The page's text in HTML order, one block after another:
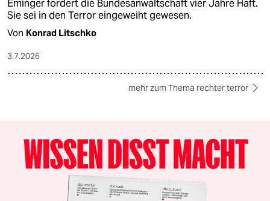
Eminger fordert die Bundesanwaltschaft vier Jahre Haft.
Sie sei in den Terror eingeweiht gewesen.
Von Konrad Litschko
3.7.2026
mehr zum Thema rechter terror